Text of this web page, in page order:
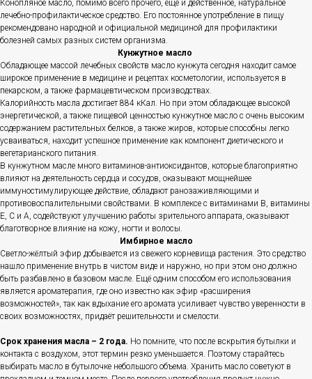
Конопляное масло, помимо всего прочего, ещё и действенное, натуральное
лечебно-профилактическое средство. Его постоянное употребление в пищу
рекомендовано народной и официальной медициной для профилактики
болезней самых разных систем организма.
Кунжутное масло
Обладающее массой лечебных свойств масло кунжута сегодня находит самое
широкое применение в медицине и рецептах косметологии, используется в
пекарском, а также фармацевтическом производствах.
Калорийность масла достигает 884 кКал. Но при этом обладающее высокой
энергетической, а также пищевой ценностью кунжутное масло с очень высоким
содержанием растительных белков, а также жиров, которые способны легко
усваиваться, находит успешное применение как компонент диетического и
вегетарианского питания.
В кунжутном масле много витаминов-антиоксидантов, которые благоприятно
влияют на деятельность сердца и сосудов, оказывают мощнейшее
иммуностимулирующее действие, обладают ранозаживляющими и
противовоспалительными свойствами. В комплексе с витаминами B, витамины
Е, С и А, содействуют улучшению работы зрительного аппарата, оказывают
благотворное влияние на кожу, ногти и волосы.
Имбирное масло
Светло-жёлтый эфир добывается из свежего корневища растения. Это средство
нашло применение внутрь в чистом виде и наружно, но при этом оно должно
быть разбавлено в базовом масле. Ещё одним способом его использования
является ароматерапия, где оно известно как эфир «расширения
возможностей», так как вдыхание его аромата усиливает чувство уверенности в
своих возможностях, придаёт решительности и смелости.
Срок хранения масла – 2 года. Но помните, что после вскрытия бутылки и
контакта с воздухом, этот термин резко уменьшается. Поэтому старайтесь
выбирать масло в бутылочке небольшого объема. Хранить масло советуют в